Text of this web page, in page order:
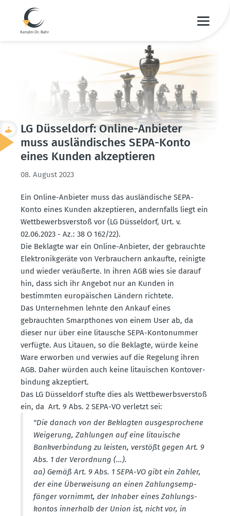
LG Düsseldorf: Online-Anbieter
muss auslän­di­sches SEPA-Konto
eines Kunden akzep­tieren
08. August 2023
Ein Online-Anbieter muss das auslän­dische SEPA-
Konto eines Kunden akzep­tieren, andern­falls liegt ein
Wettbe­werbs­verstoß vor (LG Düsseldorf, Urt. v.
02.06.2023 - Az.: 38 O 162/22).
Die Beklagte war ein Online-Anbieter, der gebrauchte
Elektro­nik­geräte von Verbrau­chern ankaufte, reinigte
und wieder veräu­ßerte. In ihren AGB wies sie darauf
hin, dass sich ihr Angebot nur an Kunden in
bestimmten europäi­schen Ländern richtete.
Das Unter­nehmen lehnte den Ankauf eines
gebrauchten Smarpthones von einem User ab, da
dieser nur über eine litausche SEPA-Konto­nummer
verfügte. Aus Litauen, so die Beklagte, würde keine
Ware erworben und verwies auf die Regelung ihren
AGB. Daher würden auch keine litaui­schen Konto­ver­
bindung akzep­tiert.
Das LG Düsseldorf stufte dies als Wettbe­werbs­verstoß
ein, da Art. 9 Abs. 2 SEPA-VO verletzt sei:
"Die danach von der Beklagten ausge­spro­chene
Weigerung, Zahlungen auf eine litauische
Bankver­bindung zu leisten, verstößt gegen Art. 9
Abs. 1 der Verordnung (...).
aa) Gemäß Art. 9 Abs. 1 SEPA-VO gibt ein Zahler,
der eine Überweisung an einen Zahlungs­emp­
fänger vornimmt, der Inhaber eines Zahlungs­
kontos innerhalb der Union ist, nicht vor, in